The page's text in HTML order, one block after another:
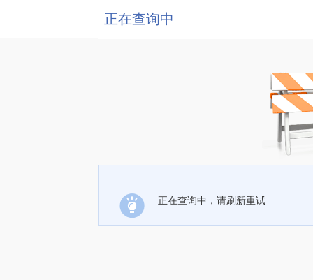
正在查询中
正在查询中，请刷新重试